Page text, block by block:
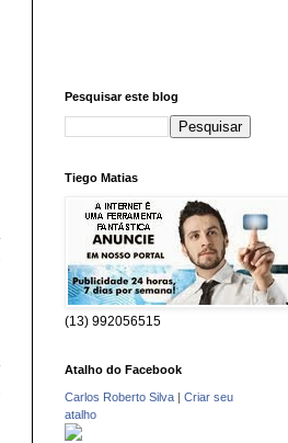
Pesquisar este blog
Tiego Matias
(13) 992056515
Atalho do Facebook
Carlos Roberto Silva | Criar seu
atalho